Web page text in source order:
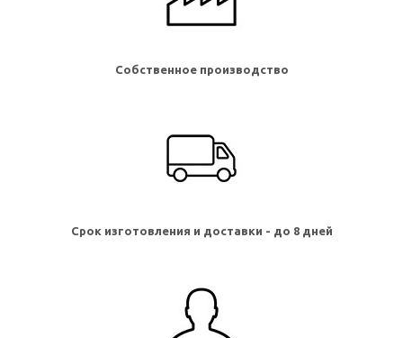
Собственное производство
Срок изготовления и доставки - до 8 дней